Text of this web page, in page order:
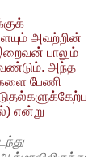
அவற்றின்
பாலும்
அந்த
பேணி
என்று